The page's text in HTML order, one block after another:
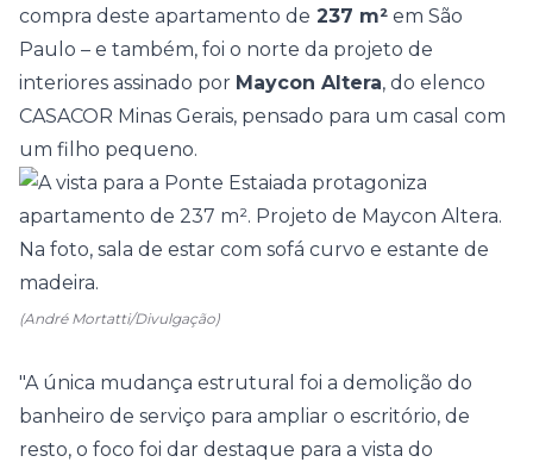
compra deste apartamento de 237 m² em São
Paulo – e também, foi o norte da projeto de
interiores assinado por Maycon Altera, do elenco
CASACOR Minas Gerais, pensado para um casal com
um filho pequeno.
(André Mortatti/Divulgação)
"A única mudança estrutural foi a demolição do
banheiro de serviço para ampliar o escritório, de
resto, o foco foi dar destaque para a vista do